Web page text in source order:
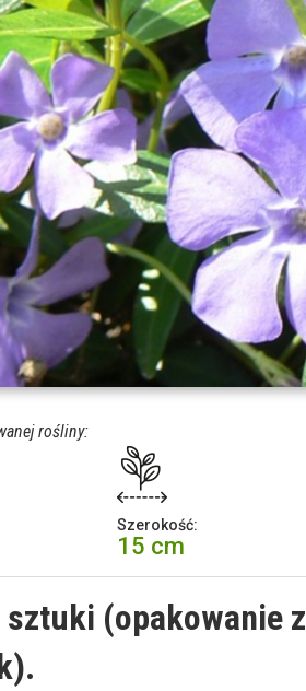
rośliny:
Szerokość:
15 cm
sztuki (opakowanie